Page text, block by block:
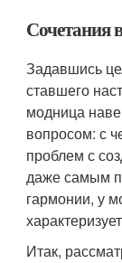
Сочетания
Задавшись
ставшего
модница
вопросом: с
проблем с
даже самым
гармонии, у
Итак,